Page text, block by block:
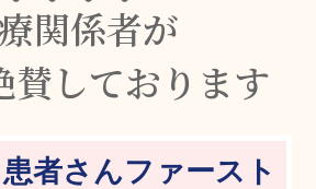
関係者が
賛しております
患者さんファースト